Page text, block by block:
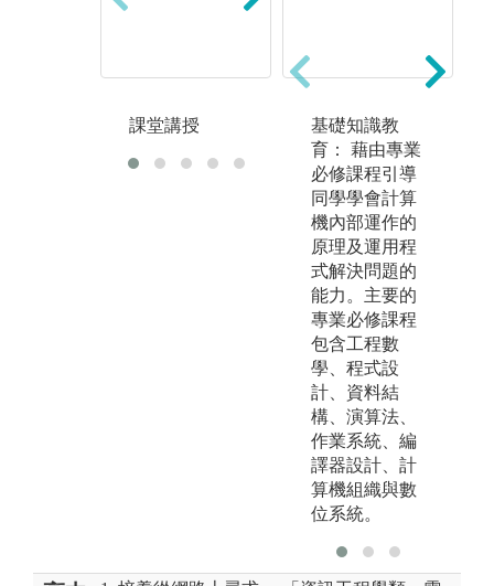
課堂講授
圖解:系上最新
AI PC電腦
基礎知識教
育： 藉由專業
必修課程引導
同學學會計算
機內部運作的
原理及運用程
式解決問題的
能力。主要的
專業必修課程
包含工程數
學、程式設
計、資料結
構、演算法、
作業系統、編
譯器設計、計
算機組織與數
位系統。